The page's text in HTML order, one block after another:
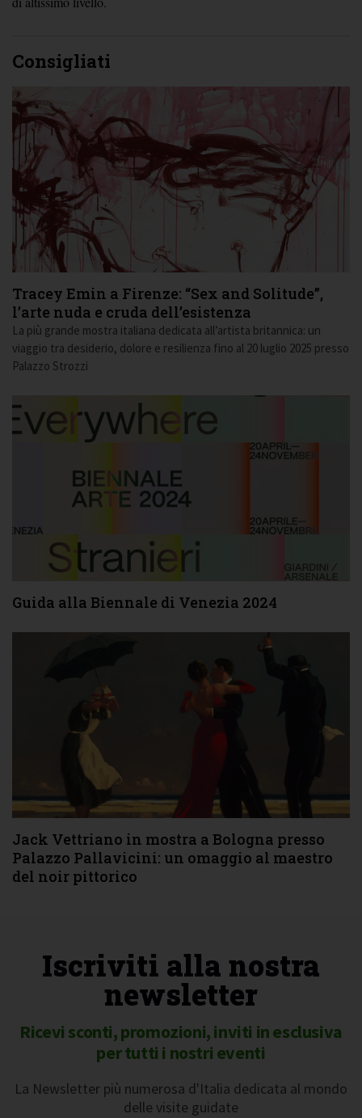
Consigliati
Tracey Emin a Firenze: “Sex and Solitude”,
l’arte nuda e cruda dell’esistenza
La più grande mostra italiana dedicata all’artista britannica: un
viaggio tra desiderio, dolore e resilienza fino al 20 luglio 2025 presso
Palazzo Strozzi
Guida alla Biennale di Venezia 2024
Jack Vettriano in mostra a Bologna presso
Palazzo Pallavicini: un omaggio al maestro
del noir pittorico
Iscriviti alla nostra
newsletter
Ricevi sconti, promozioni, inviti in esclusiva
per tutti i nostri eventi
La Newsletter più numerosa d'Italia dedicata al mondo
delle visite guidate